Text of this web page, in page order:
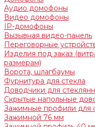
Аудио домофоны
Видео домофоны
IP-домофоны
Вызывная видео-панель
Переговорные
Изделия под заказ
размерам)
Ворота, шлагбаумы
Фурнитура для стекла
Доводчики для
Скрытые напольные
Зажимные профили для
Зажимной 76 мм